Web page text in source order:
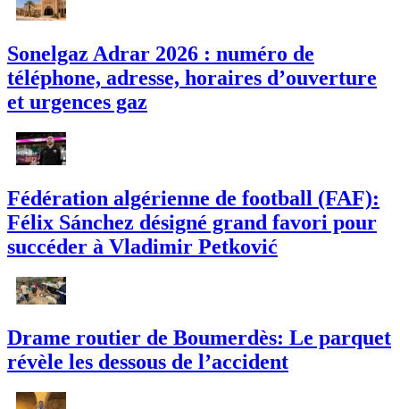
Sonelgaz Adrar 2026 : numéro de
téléphone, adresse, horaires d’ouverture
et urgences gaz
Fédération algérienne de football (FAF):
Félix Sánchez désigné grand favori pour
succéder à Vladimir Petković
Drame routier de Boumerdès: Le parquet
révèle les dessous de l’accident